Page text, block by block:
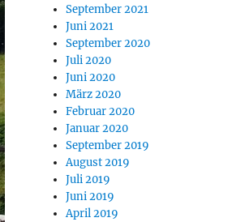
September 2021
Juni 2021
September 2020
Juli 2020
Juni 2020
März 2020
Februar 2020
Januar 2020
September 2019
August 2019
Juli 2019
Juni 2019
April 2019